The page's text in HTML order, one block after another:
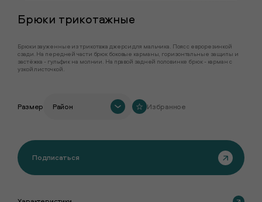
Брюки трикотажные
Брюки зауженные из трикотажа джерси для мальчика. Пояс с еврорезинкой
сзади. На передней части брюк боковые карманы, горизонтальные защипы и
застёжка - гульфик на молнии. На правой задней половинке брюк - карман с
узкой листочкой.
Размер Район
Подписаться
Избранное